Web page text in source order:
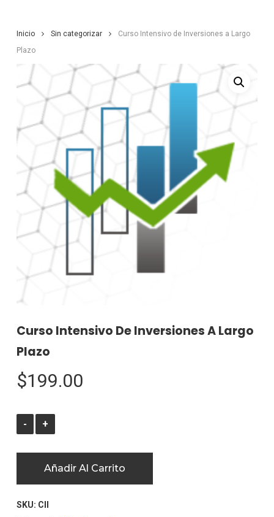
Inicio Sin categorizar
Curso Intensivo de Inversiones a Largo
Plazo
Curso Intensivo De Inversiones A Largo
Plazo
$199.00
Añadir Al Carrito
SKU: CII